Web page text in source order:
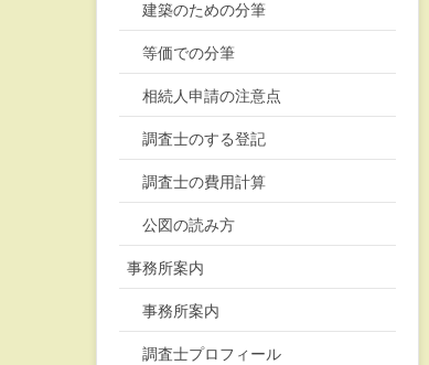
建築のための分筆
等価での分筆
相続人申請の注意点
調査士のする登記
調査士の費用計算
公図の読み方
事務所案内
事務所案内
調査士プロフィール